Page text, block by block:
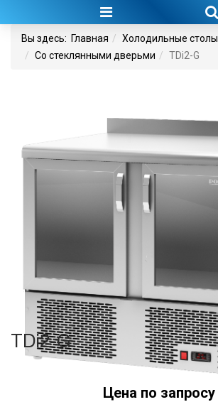
Вы здесь: Главная
Холодильные столы
Со стеклянными дверьми
TDi2-G
TDi2-G
Цена по запросу